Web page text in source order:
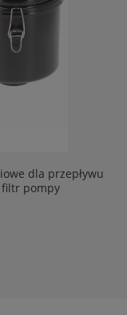
dla przepływu
filtr pompy